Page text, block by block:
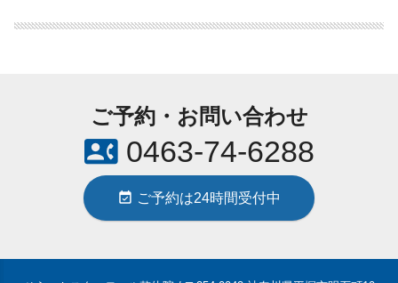
ご予約・お問い合わせ
contact_phone0463-74-6288
event_available ご予約は24時間受付中